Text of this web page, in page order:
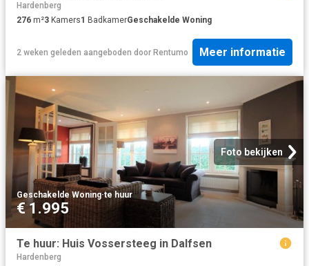
Hardenberg
276 m²3 Kamers1 BadkamerGeschakelde Woning
2 weken geleden aangeboden door Rentumo Meer informatie
Foto bekijken
Geschakelde Woning·te huur
€ 1.995
Te huur: Huis Vossersteeg in Dalfsen
Hardenberg